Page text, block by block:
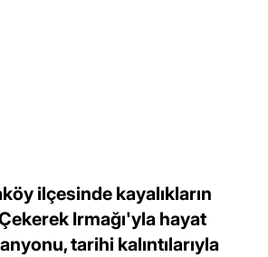
ilçesinde kayalıkların
Irmağı'yla hayat
tarihi kalıntılarıyla